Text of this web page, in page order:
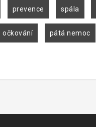
prevence spála
očkování pátá nemoc